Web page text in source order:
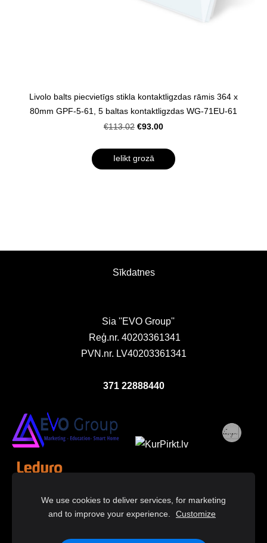
Livolo balts piecvietīgs stikla kontaktligzdas rāmis 364 x
80mm GPF-5-61, 5 baltas kontaktligzdas WG-71EU-61
€113.02 €93.00
Ielikt grozā
Sīkdatnes
Sia ''EVO Group''
Reģ.nr. 40203361341
PVN.nr. LV40203361341
371 22888440
We use cookies to deliver services, for marketing
and to improve your experience.
Customize